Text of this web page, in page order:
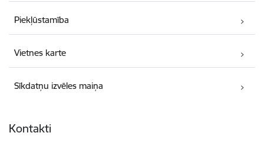
Piekļūstamība
Vietnes karte
Sīkdatņu izvēles maiņa
Kontakti